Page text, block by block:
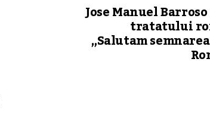
Jose Manuel
tratatului
„Salutam